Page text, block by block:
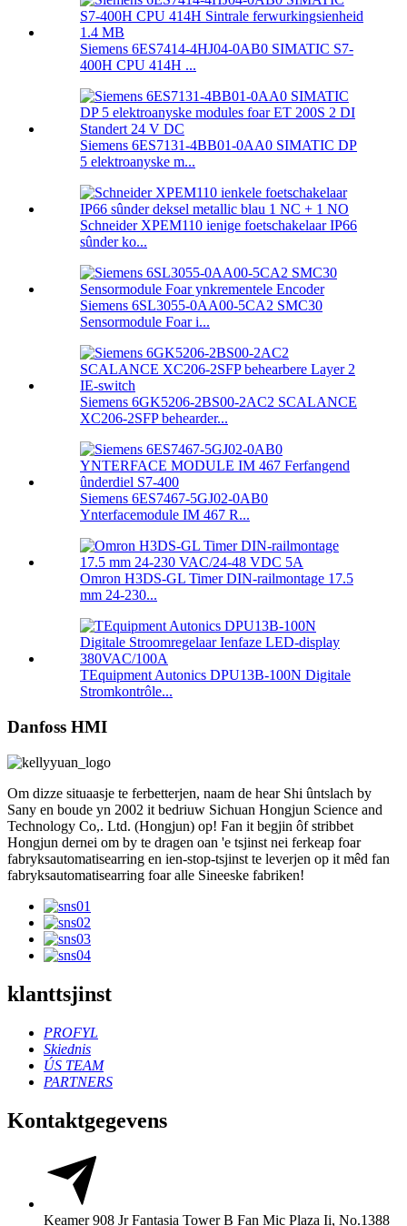
Siemens 6ES7414-4HJ04-0AB0 SIMATIC S7-
400H CPU 414H ...
Siemens 6ES7131-4BB01-0AA0 SIMATIC DP
5 elektroanyske m...
Schneider XPEM110 ienige foetschakelaar IP66
sûnder ko...
Siemens 6SL3055-0AA00-5CA2 SMC30
Sensormodule Foar i...
Siemens 6GK5206-2BS00-2AC2 SCALANCE
XC206-2SFP behearder...
Siemens 6ES7467-5GJ02-0AB0
Ynterfacemodule IM 467 R...
Omron H3DS-GL Timer DIN-railmontage 17.5
mm 24-230...
TEquipment Autonics DPU13B-100N Digitale
Stromkontrôle...
Danfoss HMI
Om dizze situaasje te ferbetterjen, naam de hear Shi ûntslach by
Sany en boude yn 2002 it bedriuw Sichuan Hongjun Science and
Technology Co,. Ltd. (Hongjun) op! Fan it begjin ôf stribbet
Hongjun dernei om by te dragen oan 'e tsjinst nei ferkeap foar
fabryksautomatisearring en ien-stop-tsjinst te leverjen op it mêd fan
fabryksautomatisearring foar alle Sineeske fabriken!
klanttsjinst
PROFYL
Skiednis
ÚS TEAM
PARTNERS
Kontaktgegevens
Keamer 908 Jr Fantasia Tower B Fan Mic Plaza Ii, No.1388